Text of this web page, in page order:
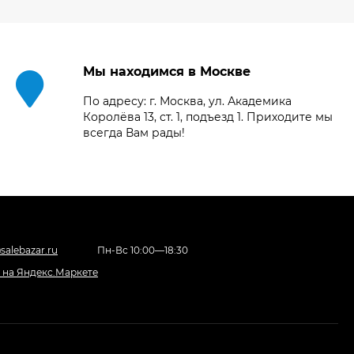
X-T5 Body, чёрный
121 653 ₽
Фотоаппарат Sony
Unit Black
Мы находимся в Москве
По адресу: г. Москва, ул. Академика
Королёва 13, ст. 1, подъезд 1. Приходите мы
всегда Вам рады!
Пн-Вс 10:00—18:30